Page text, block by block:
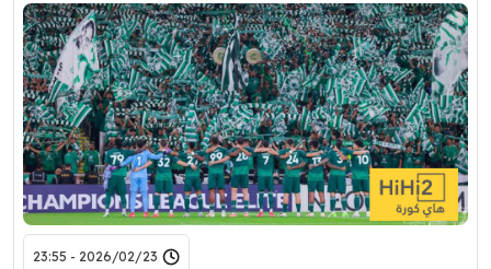
2026/02/23 - 23:55